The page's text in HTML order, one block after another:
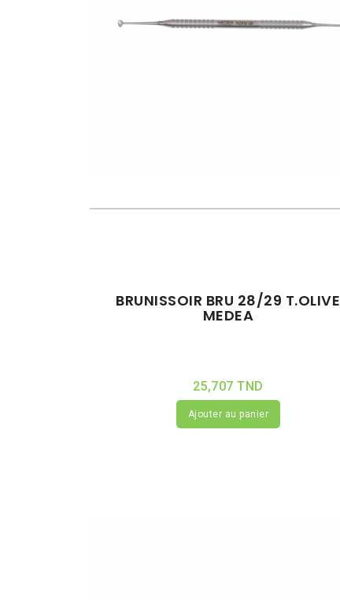
BRUNISSOIR BRU 28/29 T.OLIVE
MEDEA
25,707 TND
Ajouter au panier